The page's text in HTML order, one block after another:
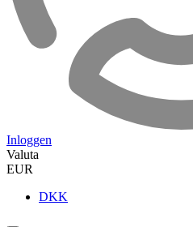
Inloggen
Valuta
EUR
DKK